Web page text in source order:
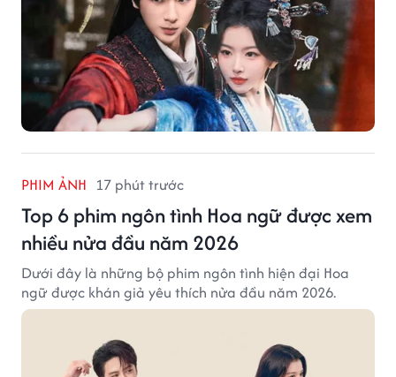
PHIM ẢNH 17 phút trước
Top 6 phim ngôn tình Hoa ngữ được xem
nhiều nửa đầu năm 2026
Dưới đây là những bộ phim ngôn tình hiện đại Hoa
ngữ được khán giả yêu thích nửa đầu năm 2026.